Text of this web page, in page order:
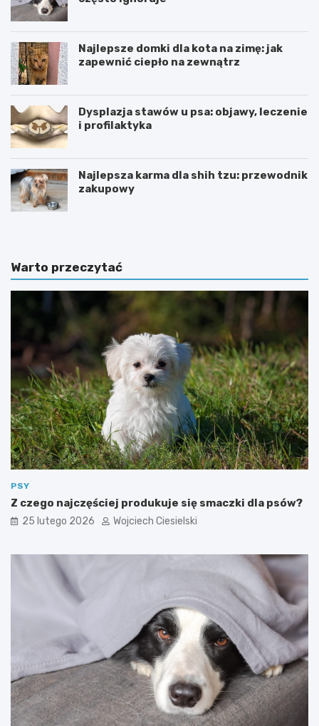
Najlepsze domki dla kota na zimę: jak
zapewnić ciepło na zewnątrz
Dysplazja stawów u psa: objawy, leczenie
i profilaktyka
Najlepsza karma dla shih tzu: przewodnik
zakupowy
Warto przeczytać
PSY
Z czego najczęściej produkuje się smaczki dla psów?
25 lutego 2026 Wojciech Ciesielski